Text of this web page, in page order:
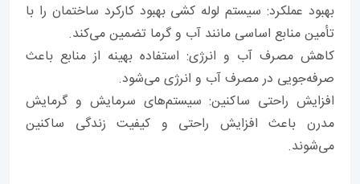
بهبود عملکرد: سیستم لوله کشی بهبود کارکرد ساختمان را با
تأمین منابع اساسی مانند آب و گرما تضمین می‌کند.
کاهش مصرف آب و انرژی: استفاده بهینه از منابع باعث
صرفه‌جویی در مصرف آب و انرژی می‌شود.
افزایش راحتی ساکنین: سیستم‌های سرمایش و گرمایش
مدرن باعث افزایش راحتی و کیفیت زندگی ساکنین
می‌شوند.